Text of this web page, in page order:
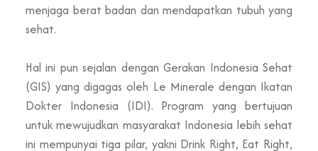
menjaga berat badan dan mendapatkan tubuh yang
sehat.
Hal ini pun sejalan dengan Gerakan Indonesia Sehat
(GIS) yang digagas oleh Le Minerale dengan Ikatan
Dokter Indonesia (IDI). Program yang bertujuan
untuk mewujudkan masyarakat Indonesia lebih sehat
ini mempunyai tiga pilar, yakni Drink Right, Eat Right,